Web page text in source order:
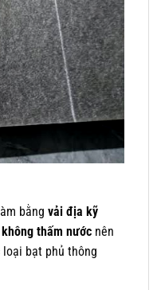
bằng vải địa kỹ
không thấm nướcnên
loại bạt phủ thông